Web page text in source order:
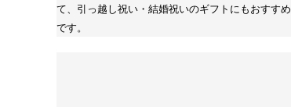
て、引っ越し祝い・結婚祝いのギフトにもおすすめ
です。